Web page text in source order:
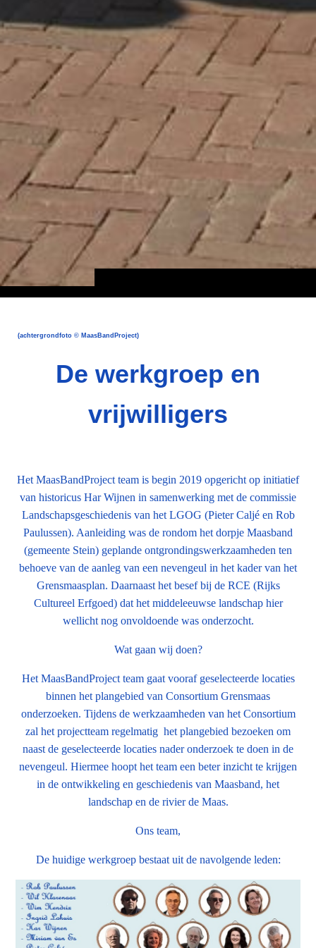
(achtergrondfoto © MaasBandProject)
De werkgroep en
vrijwilligers
Het MaasBandProject team is begin 2019 opgericht op initiatief
van historicus Har Wijnen in samenwerking met de commissie
Landschapsgeschiedenis van het LGOG (Pieter Caljé en Rob
Paulussen). Aanleiding was de rondom het dorpje Maasband
(gemeente Stein) geplande ontgrondingswerkzaamheden ten
behoeve van de aanleg van een nevengeul in het kader van het
Grensmaasplan. Daarnaast het besef bij de RCE (Rijks
Cultureel Erfgoed) dat het middeleeuwse landschap hier
wellicht nog onvoldoende was onderzocht.
Wat gaan wij doen?
Het MaasBandProject team gaat vooraf geselecteerde locaties
binnen het plangebied van Consortium Grensmaas
onderzoeken. Tijdens de werkzaamheden van het Consortium
zal het projectteam regelmatig het plangebied bezoeken om
naast de geselecteerde locaties nader onderzoek te doen in de
nevengeul. Hiermee hoopt het team een beter inzicht te krijgen
in de ontwikkeling en geschiedenis van Maasband, het
landschap en de rivier de Maas.
Ons team,
De huidige werkgroep bestaat uit de navolgende leden: